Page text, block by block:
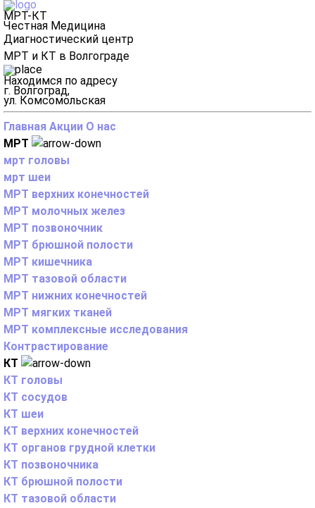
МРТ-КТ
Честная Медицина
Диагностический центр
МРТ и КТ в Волгограде
Находимся по адресу
г. Волгоград,
ул. Комсомольская
Главная Акции О нас
МРТ
мрт головы
мрт шеи
МРТ верхних конечностей
МРТ молочных желез
МРТ позвоночник
МРТ брюшной полости
МРТ кишечника
МРТ тазовой области
МРТ нижних конечностей
МРТ мягких тканей
МРТ комплексные исследования
Контрастирование
КТ
КТ головы
КТ сосудов
КТ шеи
КТ верхних конечностей
КТ органов грудной клетки
КТ позвоночника
КТ брюшной полости
КТ тазовой области